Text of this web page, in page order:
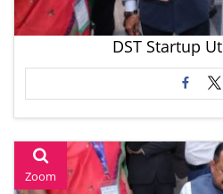
DST Startup
Zoom